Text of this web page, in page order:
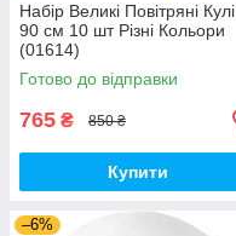
Набір Великі Повітряні Кулі
90 см 10 шт Різні Кольори
(01614)
Готово до відправки
765 ₴ 850 ₴
Купити
–6%